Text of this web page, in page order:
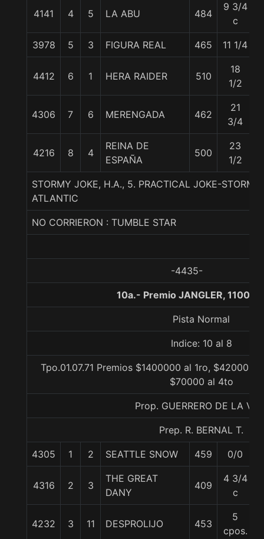
4141 4 5 LA ABU 484
9 3/4
c
3978 5 3 FIGURA REAL 465 11 1/4
4412 6 1 HERA RAIDER 510
18
1/2
4306 7 6 MERENGADA 462
21
3/4
4216 8 4
REINA DE
ESPAÑA
500
23
1/2
STORMY JOKE, H.A., 5. PRACTICAL JOKE-
ATLANTIC
NO CORRIERON : TUMBLE STAR
-4435-
10a.- Premio JANGLER, 1100
Pista Normal
Indice: 10 al 8
Tpo.01.07.71 Premios $1400000 al 1ro, $420000
$70000 al 4to
Prop. GUERRERO DE LA
Prep. R. BERNAL T.
4305 1 2 SEATTLE SNOW 459 0/0
4316 2 3
THE GREAT
DANY
409
4 3/4
c
4232 3 11 DESPROLIJO 453
5
cpos.